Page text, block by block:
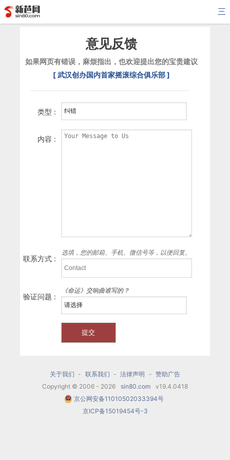
三
意见反馈
如果网页有错误，麻烦指出，也欢迎提出您的宝贵建议
[ 武汉创办国内首家摇滚综合俱乐部 ]
类型 :
内容 :
联系方式 :
选填，您的邮箱、手机、微信号等，以便回复。
验证问题 :
《命运》交响曲谁写的？
关于我们 - 联系我们 - 法律声明 - 赞助广告
Copyright © 2006 - 2026
sin80.com
v19.4.0418
京公网安备11010502033394号
京ICP备15019454号-3